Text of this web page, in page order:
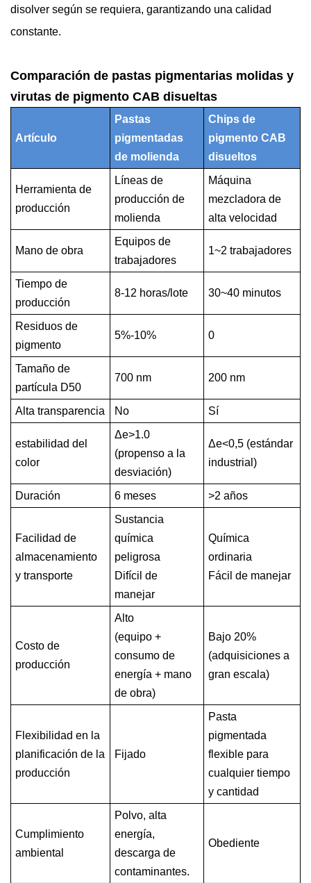
disolver según se requiera, garantizando una calidad
constante.
Comparación de pastas pigmentarias molidas y
virutas de pigmento CAB disueltas
Artículo
Pastas
pigmentadas
de molienda
Chips de
pigmento CAB
disueltos
Herramienta de
producción
Líneas de
producción de
molienda
Máquina
mezcladora de
alta velocidad
Mano de obra
Equipos de
trabajadores
1~2 trabajadores
Tiempo de
producción
8-12 horas/lote 30~40 minutos
Residuos de
pigmento
5%-10% 0
Tamaño de
partícula D50
700 nm 200 nm
Alta transparencia No Sí
estabilidad del
color
Δe>1.0
(propenso a la
desviación)
Δe<0,5 (estándar
industrial)
Duración 6 meses >2 años
Facilidad de
almacenamiento
y transporte
Sustancia
química
peligrosa
Difícil de
manejar
Química
ordinaria
Fácil de manejar
Costo de
producción
Alto
(equipo +
consumo de
energía + mano
de obra)
Bajo 20%
(adquisiciones a
gran escala)
Flexibilidad en la
planificación de la
producción
Fijado
Pasta
pigmentada
flexible para
cualquier tiempo
y cantidad
Cumplimiento
ambiental
Polvo, alta
energía,
descarga de
contaminantes.
Obediente